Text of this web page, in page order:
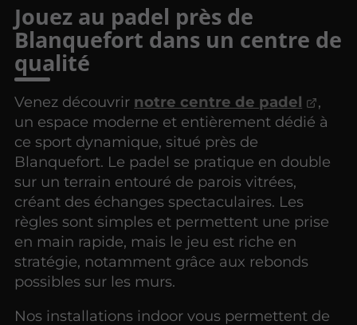
Jouez au padel près de
Blanquefort dans un centre de
qualité
Venez découvrir notre centre de padel
,
un espace moderne et entièrement dédié à
ce sport dynamique, situé près de
Blanquefort. Le padel se pratique en double
sur un terrain entouré de parois vitrées,
créant des échanges spectaculaires. Les
règles sont simples et permettent une prise
en main rapide, mais le jeu est riche en
stratégie, notamment grâce aux rebonds
possibles sur les murs.
Nos installations indoor vous permettent de